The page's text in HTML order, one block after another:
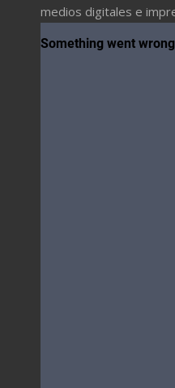
medios digitales e